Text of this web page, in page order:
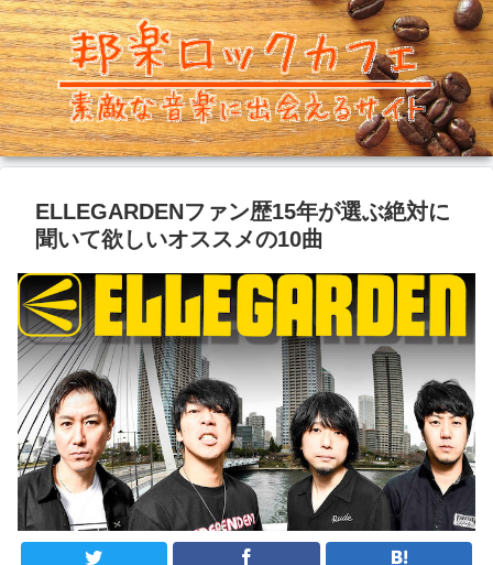
ELLEGARDENファン歴15年が選ぶ絶対に
聞いて欲しいオススメの10曲